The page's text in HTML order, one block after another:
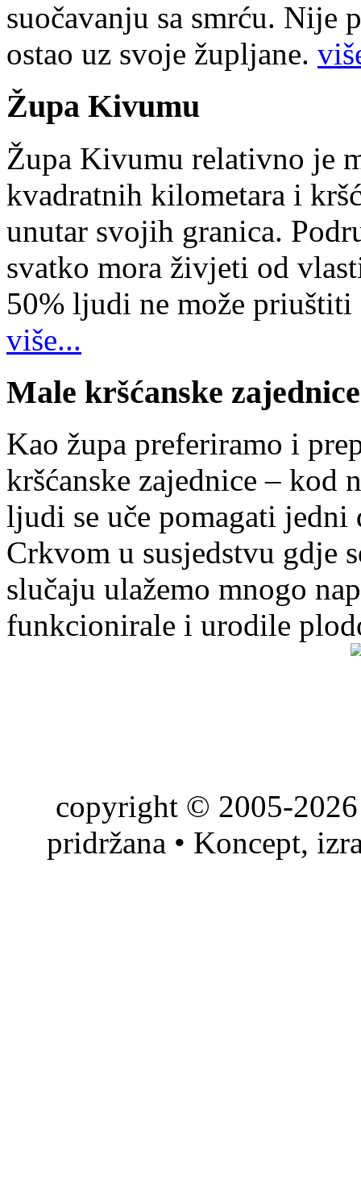
suočavanju sa smrću. Nije
ostao uz svoje župljane.
Župa Kivumu
Župa Kivumu relativno je
kvadratnih kilometara i
unutar svojih granica.
svatko mora živjeti od
50% ljudi ne može
više...
Male kršćanske zajednice
Kao župa preferiramo i
kršćanske zajednice – kod
ljudi se uče pomagati
Crkvom u susjedstvu gdje
slučaju ulažemo mnogo
funkcionirale i urodile
copyright © 2005-
pridržana • Koncept,